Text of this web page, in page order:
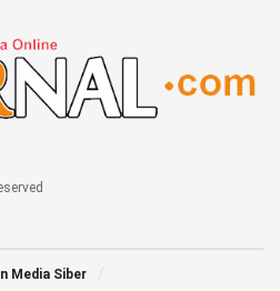
Media Siber